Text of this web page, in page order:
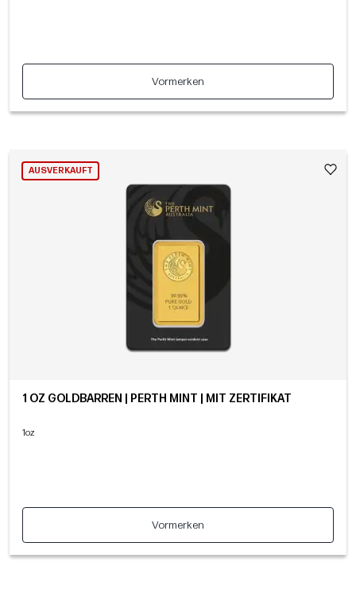
Vormerken
AUSVERKAUFT
1 OZ GOLDBARREN | PERTH MINT | MIT ZERTIFIKAT
1oz
Vormerken